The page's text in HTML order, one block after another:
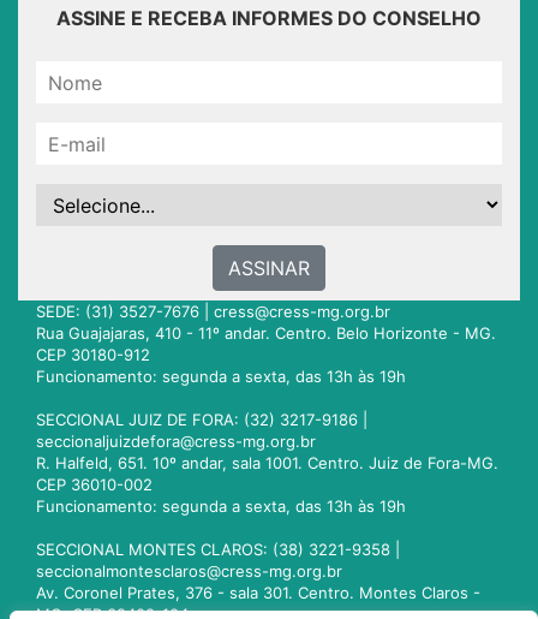
ASSINE E RECEBA INFORMES DO CONSELHO
ASSINAR
SEDE: (31) 3527-7676 | cress@cress-mg.org.br
Rua Guajajaras, 410 - 11º andar. Centro. Belo Horizonte - MG.
CEP 30180-912
Funcionamento: segunda a sexta, das 13h às 19h
SECCIONAL JUIZ DE FORA: (32) 3217-9186 |
seccionaljuizdefora@cress-mg.org.br
R. Halfeld, 651. 10º andar, sala 1001. Centro. Juiz de Fora-MG.
CEP 36010-002
Funcionamento: segunda a sexta, das 13h às 19h
SECCIONAL MONTES CLAROS: (38) 3221-9358 |
seccionalmontesclaros@cress-mg.org.br
Av. Coronel Prates, 376 - sala 301. Centro. Montes Claros -
MG. CEP 39400-104